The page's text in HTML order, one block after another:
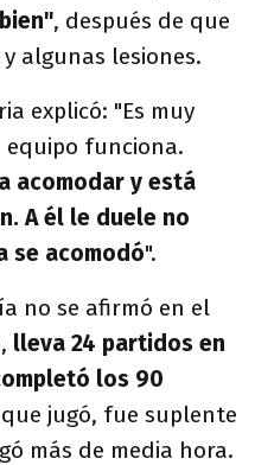
, después de que
algunas lesiones.
explicó: "Es muy
funciona.
acomodar y está
A él le duele no
se acomodó".
no se afirmó en el
lleva 24 partidos en
los 90
jugó, fue suplente
más de media hora.